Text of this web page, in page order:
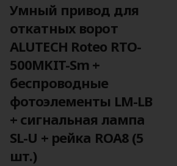
Умный привод для
откатных ворот
ALUTECH Roteo RTO-
500MKIT-Sm +
беспроводные
фотоэлементы LM-LB
+ сигнальная лампа
SL-U + рейка ROA8 (5
шт.)